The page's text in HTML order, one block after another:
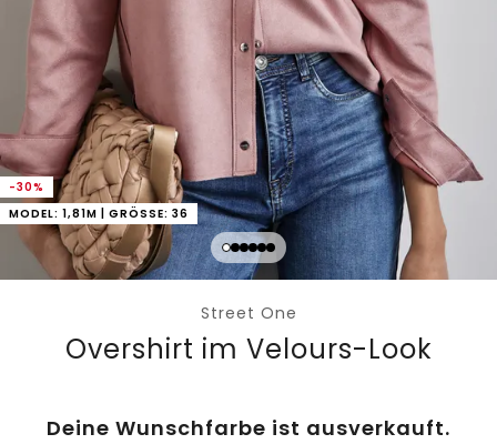
-30%
MODEL: 1,81M | GRÖSSE: 36
Street One
Overshirt im Velours-Look
Deine Wunschfarbe ist ausverkauft.